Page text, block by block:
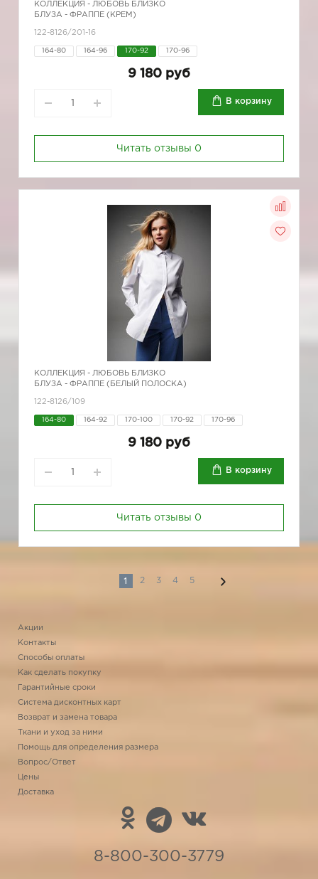
КОЛЛЕКЦИЯ - ЛЮБОВЬ БЛИЗКО
БЛУЗА - ФРАППЕ (КРЕМ)
122-8126/201-16
164-80 164-96 170-92 170-96
9 180 руб
В корзину
Читать отзывы 0
КОЛЛЕКЦИЯ - ЛЮБОВЬ БЛИЗКО
БЛУЗА - ФРАППЕ (БЕЛЫЙ ПОЛОСКА)
122-8126/109
164-80 164-92 170-100 170-92 170-96
9 180 руб
В корзину
Читать отзывы 0
1 2 3 4 5
Акции
Контакты
Способы оплаты
Как сделать покупку
Гарантийные сроки
Система дисконтных карт
Возврат и замена товара
Ткани и уход за ними
Помощь для определения размера
Вопрос/Ответ
Цены
Доставка
8-800-300-3779